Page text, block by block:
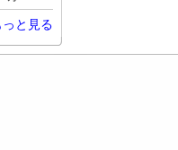
っと見る